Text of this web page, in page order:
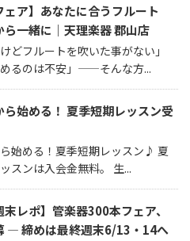
ェア】あなたに合うフルート
ら一緒に｜天理楽器 郡山店
どフルートを吹いた事がない」
めるのは不安」——そんな方...
始める！ 夏季短期レッスン受
始める！夏季短期レッスン♪ 夏
スンは入会金無料。 生...
末レポ】管楽器300本フェア、
— 締めは最終週末6/13・14へ